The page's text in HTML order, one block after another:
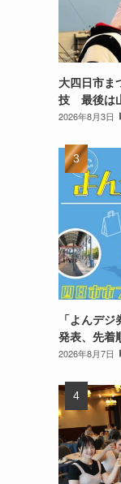
大四日市
技 最後は
2026年8月3日
「よんデ
発表、先着
2026年8月7日